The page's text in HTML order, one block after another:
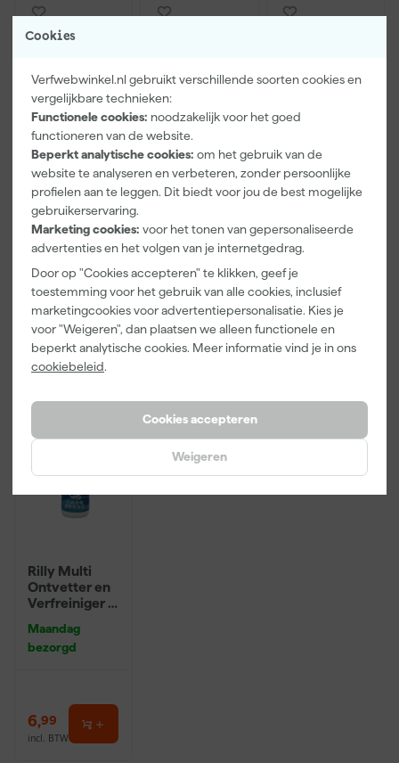
Cookies
Verfwebwinkel.nl gebruikt verschillende soorten cookies en
vergelijkbare technieken:
Functionele cookies: noodzakelijk voor het goed
functioneren van de website.
Beperkt analytische cookies: om het gebruik van de
website te analyseren en verbeteren, zonder persoonlijke
profielen aan te leggen. Dit biedt voor jou de best mogelijke
gebruikerservaring.
Marketing cookies: voor het tonen van gepersonaliseerde
advertenties en het volgen van je internetgedrag.
Door op "Cookies accepteren" te klikken, geef je
toestemming voor het gebruik van alle cookies, inclusief
marketingcookies voor advertentiepersonalisatie. Kies je
voor "Weigeren", dan plaatsen we alleen functionele en
beperkt analytische cookies. Meer informatie vind je in ons
cookiebeleid.
Cookies accepteren
Weigeren
Paintura
Lucamax
Washi tape -
50mx24mm
Maandag
bezorgd
Adviesprijs 6,00
3,99
incl. BTW
Go!Paint
Economy S
10cm Roller -
15 x 32 cm + 5
Maandag
bezorgd
2,99
incl. BTW
Anza PRO
Muurverfset
6-delig
Maandag
bezorgd
Adviesprijs 31,89
19,95
incl. BTW
Rilly Multi
Ontvetter en
Verfreiniger –
Maandag
bezorgd
6,99
incl. BTW